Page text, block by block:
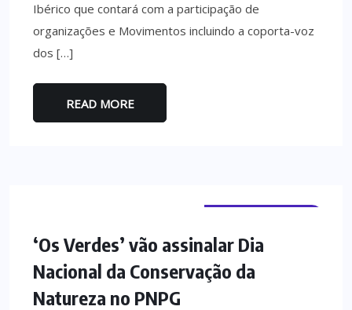
Ibérico que contará com a participação de
organizações e Movimentos incluindo a coporta-voz
dos […]
READ MORE
‘Os Verdes’ vão assinalar Dia
Nacional da Conservação da
Natureza no PNPG